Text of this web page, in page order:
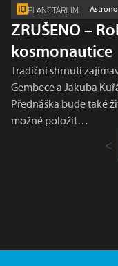
PLANETÁRIUM
ZRUŠENO –
kosmonautice
Tradiční shrnutí
Gembece a Jakuba
Přednáška bude také
možné položit…
<